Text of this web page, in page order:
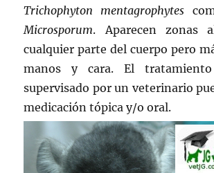
Trichophyton mentagrophytes
Microsporum. Aparecen zonas
cualquier parte del cuerpo pero
manos y cara. El
supervisado por un veterinario
medicación tópica y/o oral.